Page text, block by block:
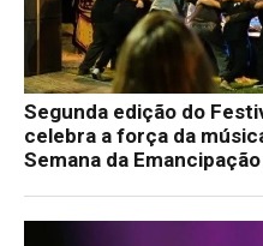
Segunda edição do
celebra a força da
Semana da